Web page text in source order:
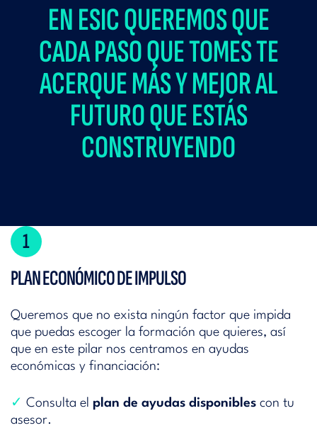
EN ESIC QUEREMOS QUE
CADA PASO QUE TOMES TE
ACERQUE MÁS Y MEJOR AL
FUTURO QUE ESTÁS
CONSTRUYENDO
1
PLAN ECONÓMICO DE IMPULSO
Queremos que no exista ningún factor que impida
que puedas escoger la formación que quieres, así
que en este pilar nos centramos en ayudas
económicas y financiación:
✓ Consulta el plan de ayudas disponibles con tu
asesor.